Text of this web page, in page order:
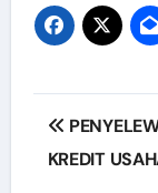
Post
KREDIT